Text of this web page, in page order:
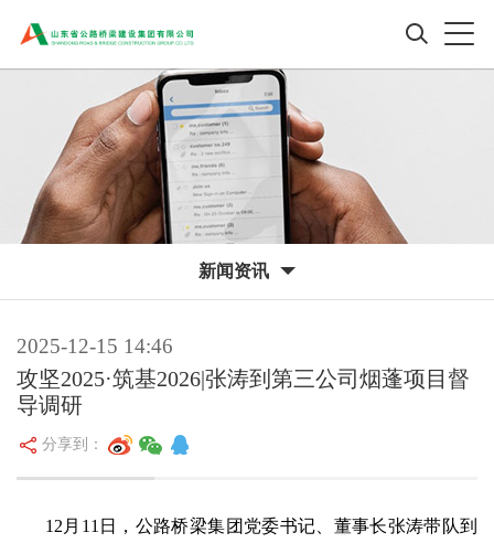
新闻资讯
2025-12-15 14:46
攻坚2025·筑基2026|张涛到第三公司烟蓬项目督
导调研
分享到：
12月11日，公路桥梁集团党委书记、董事长张涛带队到